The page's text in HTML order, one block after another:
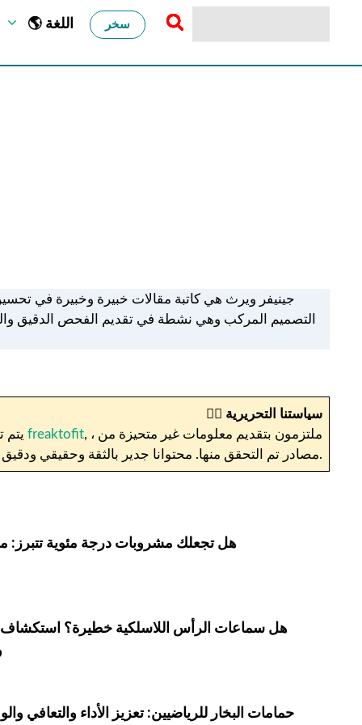
🌎 اللغة سخر
جينيفر ويرث هي كاتبة مقالات خبيرة وخبيرة في
التصميم المركب وهي نشطة في تقديم الفحص الدقيق
✍🏼 سياستنا التحريرية
freaktofit, ، ملتزمون بتقديم معلومات غير متحيزة من
مصادر تم التحقق منها. محتوانا جدير بالثقة وحقيقي.
هل تجعلك مشروبات درجة مئوية تتبرز:
هل سماعات الرأس اللاسلكية خطيرة؟ استكشاف
حمامات البخار للرياضيين: تعزيز الأداء والتعافي